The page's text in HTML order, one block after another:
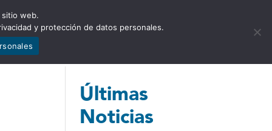
NOTICIAS CONTÁCTENOS
Últimas
Noticias
sitio web.
y protección de datos personales.